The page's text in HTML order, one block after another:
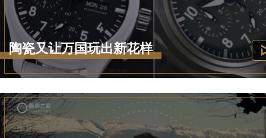
陶瓷又让万国玩出新花样